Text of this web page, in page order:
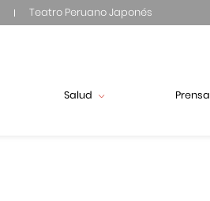
Teatro Peruano Japonés
Salud Prensa